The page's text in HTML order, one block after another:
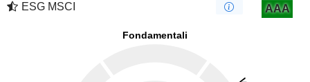
ESG MSCI
AAA